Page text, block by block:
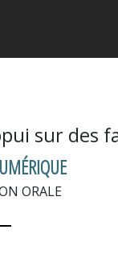
sur des
ORALE